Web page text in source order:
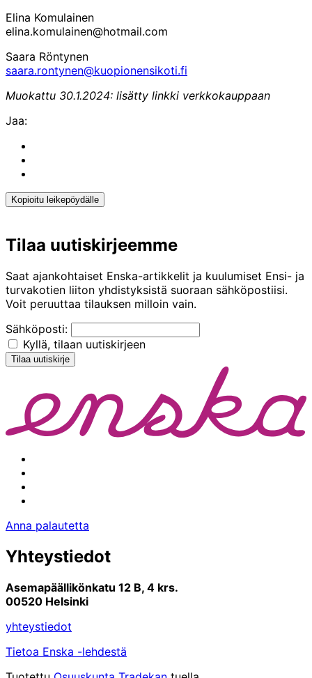
Elina Komulainen
elina.komulainen@hotmail.com
Saara Röntynen
saara.rontynen@kuopionensikoti.fi
Muokattu 30.1.2024: lisätty linkki verkkokauppaan
Jaa:
twitter
Kopioitu leikepöydälle
Kopioitu
Tilaa uutiskirjeemme
Saat ajankohtaiset Enska-artikkelit ja kuulumiset Ensi- ja
turvakotien liiton yhdistyksistä suoraan sähköpostiisi.
Voit peruuttaa tilauksen milloin vain.
Sähköposti:
Kyllä, tilaan uutiskirjeen
Anna palautetta
Yhteystiedot
Asemapäällikönkatu 12 B, 4 krs.
00520 Helsinki
yhteystiedot
Tietoa Enska -lehdestä